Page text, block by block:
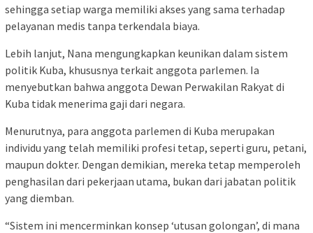
sehingga setiap warga memiliki akses yang sama terhadap
pelayanan medis tanpa terkendala biaya.
Lebih lanjut, Nana mengungkapkan keunikan dalam sistem
politik Kuba, khususnya terkait anggota parlemen. Ia
menyebutkan bahwa anggota Dewan Perwakilan Rakyat di
Kuba tidak menerima gaji dari negara.
Menurutnya, para anggota parlemen di Kuba merupakan
individu yang telah memiliki profesi tetap, seperti guru, petani,
maupun dokter. Dengan demikian, mereka tetap memperoleh
penghasilan dari pekerjaan utama, bukan dari jabatan politik
yang diemban.
“Sistem ini mencerminkan konsep ‘utusan golongan’, di mana